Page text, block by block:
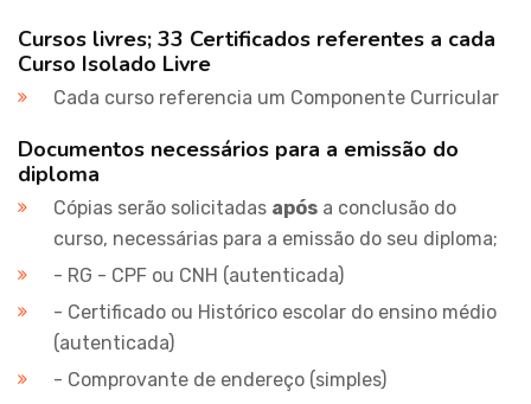
Cursos livres; 33 Certificados referentes a cada
Curso Isolado Livre
Cada curso referencia um Componente Curricular
Documentos necessários para a emissão do
diploma
Cópias serão solicitadas após a conclusão do
curso, necessárias para a emissão do seu diploma;
- RG - CPF ou CNH (autenticada)
- Certificado ou Histórico escolar do ensino médio
(autenticada)
- Comprovante de endereço (simples)